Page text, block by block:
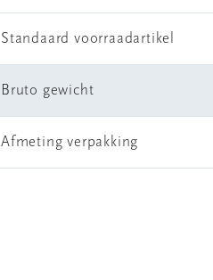
Standaard voorraadartikel
Bruto gewicht
Afmeting verpakking